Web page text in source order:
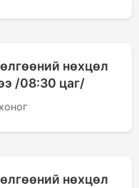
нөхцөл
/08:30 цаг/
нөхцөл